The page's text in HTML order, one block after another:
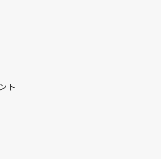
ト